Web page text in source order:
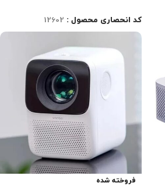
کد انحصاری محصول : 12602
فروخته شده